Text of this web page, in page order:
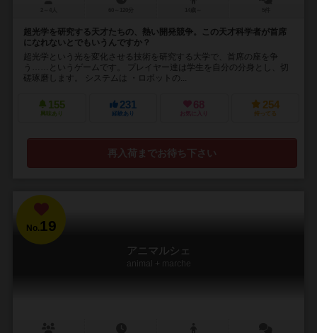
超光学を研究する天才たちの、熱い開発競争。この天才科学者が首席
になれないとでもいうんですか？
超光学という光を変化させる技術を研究する大学で、首席の座を争
う……というゲームです。 プレイヤー達は学生を自分の分身とし、切
磋琢磨します。 システムは ・ロボットの...
155
興味あり
231
経験あり
68
お気に入り
254
持ってる
再入荷までお待ち下さい
No.19
アニマルシェ
animal + marche